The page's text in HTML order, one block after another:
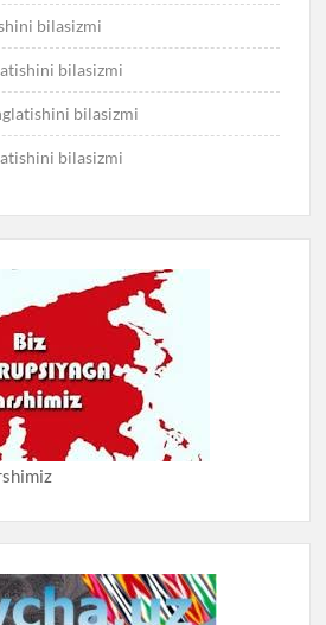
bilasizmi
bilasizmi
bilasizmi
bilasizmi